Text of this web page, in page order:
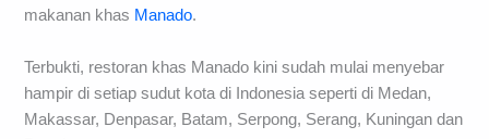
makanan khas Manado.
Terbukti, restoran khas Manado kini sudah mulai menyebar
hampir di setiap sudut kota di Indonesia seperti di Medan,
Makassar, Denpasar, Batam, Serpong, Serang, Kuningan dan